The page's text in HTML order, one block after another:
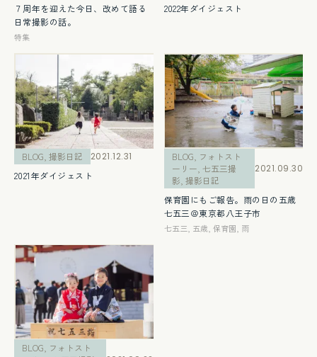
７周年を迎えた今日、改めて語る
日常撮影の話。
特集
2022年ダイジェスト
BLOG 撮影日記
2021.12.31
2021年ダイジェスト
BLOG フォトスト
ーリー 七五三撮
影 撮影日記
2021.09.30
保育園にもご報告。雨の日の五歳
七五三＠東京都八王子市
七五三 五歳, 保育園 雨
BLOG フォトスト